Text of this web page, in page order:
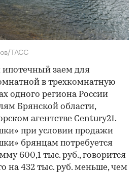
ТАСС
заем для
в трехкомнатную
одного региона России
Брянской области,
агентстве Century21.
при условии продажи
брянцам потребуется
600,1 тыс. руб., говорится
на 432 тыс. руб. меньше, чем